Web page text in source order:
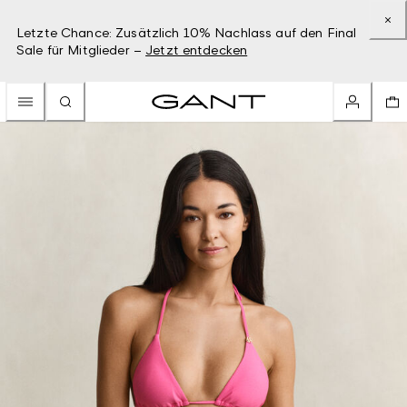
Letzte Chance: Zusätzlich 10% Nachlass auf den Final
Sale für Mitglieder – Jetzt entdecken